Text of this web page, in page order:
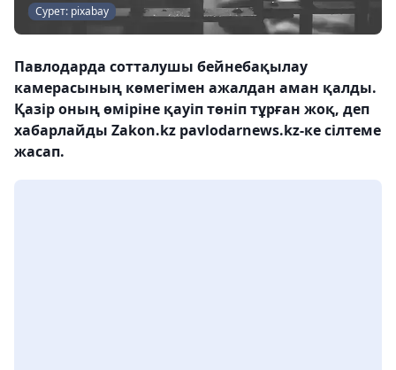
Сурет: pixabay
Павлодарда сотталушы бейнебақылау
камерасының көмегімен ажалдан аман қалды.
Қазір оның өміріне қауіп төніп тұрған жоқ, деп
хабарлайды Zakon.kz pavlodarnews.kz-ке сілтеме
жасап.